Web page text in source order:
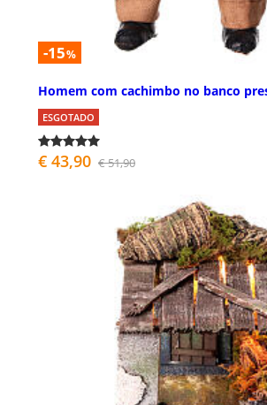
-15%
Homem com cachimbo no banco
ESGOTADO
€ 43,90 € 51,90